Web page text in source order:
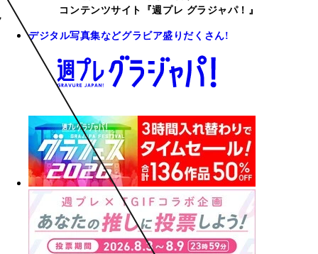
コンテンツサイト『週プレ グラジャパ！』
デジタル写真集などグラビア盛りだくさん!